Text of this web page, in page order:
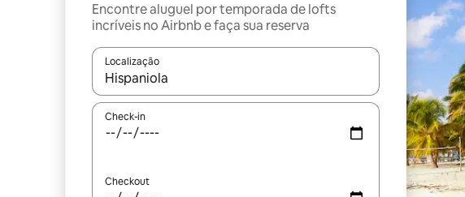
Encontre aluguel por temporada de lofts
incríveis no Airbnb e faça sua reserva
Localização
Quando os resultados estiverem disponíveis, explore-os usando as
Check-in
Checkout